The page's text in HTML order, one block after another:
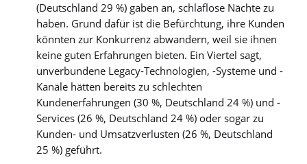
(Deutschland 29 %) gaben an, schlaflose Nächte zu
haben. Grund dafür ist die Befürchtung, ihre Kunden
könnten zur Konkurrenz abwandern, weil sie ihnen
keine guten Erfahrungen bieten. Ein Viertel sagt,
unverbundene Legacy-Technologien, -Systeme und -
Kanäle hätten bereits zu schlechten
Kundenerfahrungen (30 %, Deutschland 24 %) und -
Services (26 %, Deutschland 24 %) oder sogar zu
Kunden- und Umsatzverlusten (26 %, Deutschland
25 %) geführt.